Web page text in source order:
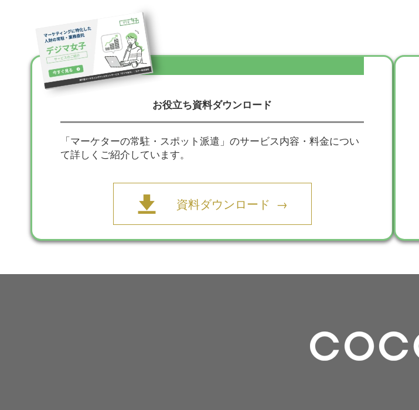
お役立ち資料ダウンロード
「マーケターの常駐・スポット派遣」のサービス内容・料金につい
て詳しくご紹介しています。
資料ダウンロード